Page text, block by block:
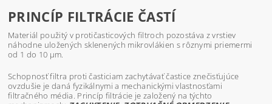
PRINCÍP FILTRÁCIE ČASTÍ
Materiál použitý v protičasticových filtroch pozostáva z vrstiev
náhodne uložených sklenených mikrovlákien s rôznymi priemermi
od 1 do 10 μm.
Schopnosť filtra proti časticiam zachytávať častice znečisťujúce
ovzdušie je daná fyzikálnymi a mechanickými vlastnosťami
filtračného média. Princíp filtrácie je založený na týchto